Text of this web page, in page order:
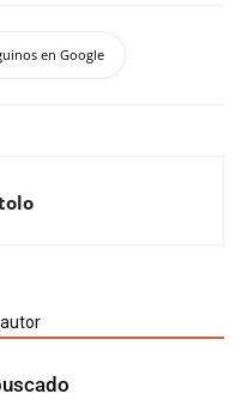
en Google